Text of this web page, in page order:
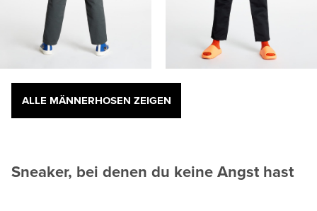
ALLE MÄNNERHOSEN ZEIGEN
Sneaker, bei denen du keine Angst hast